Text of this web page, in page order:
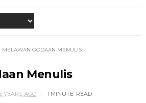
MELAWAN GODAAN MENULIS
Menulis
YEARS AGO 1 MINUTE READ